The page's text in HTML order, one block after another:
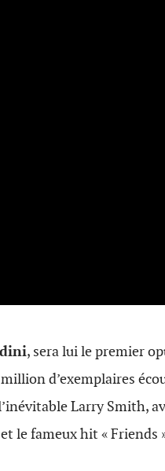
, sera lui le premier
d’exemplaires
Larry Smith,
le fameux hit « Friends